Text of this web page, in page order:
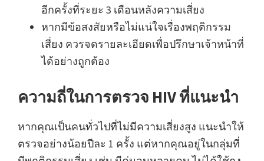
อีกครั้งที่ระยะ 3 เดือนหลังความเสี่ยง
หากมีข้อสงสัยหรือไม่แน่ใจเรื่องพฤติกรรม
เสี่ยง ควรจดรายละเอียดเพื่อปรึกษาเจ้าหน้าที่
ได้อย่างถูกต้อง
ความถี่ในการตรวจ HIV ที่แนะนำ
หากคุณเป็นคนทั่วไปที่ไม่มีความเสี่ยงสูง แนะนำให้
ตรวจอย่างน้อยปีละ 1 ครั้ง แต่หากคุณอยู่ในกลุ่มที่